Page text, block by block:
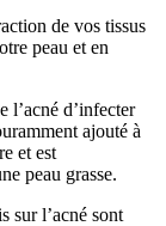
de vos tissus
peau et en
l’acné d’infecter
ajouté à
et est
peau grasse.
sur l’acné sont